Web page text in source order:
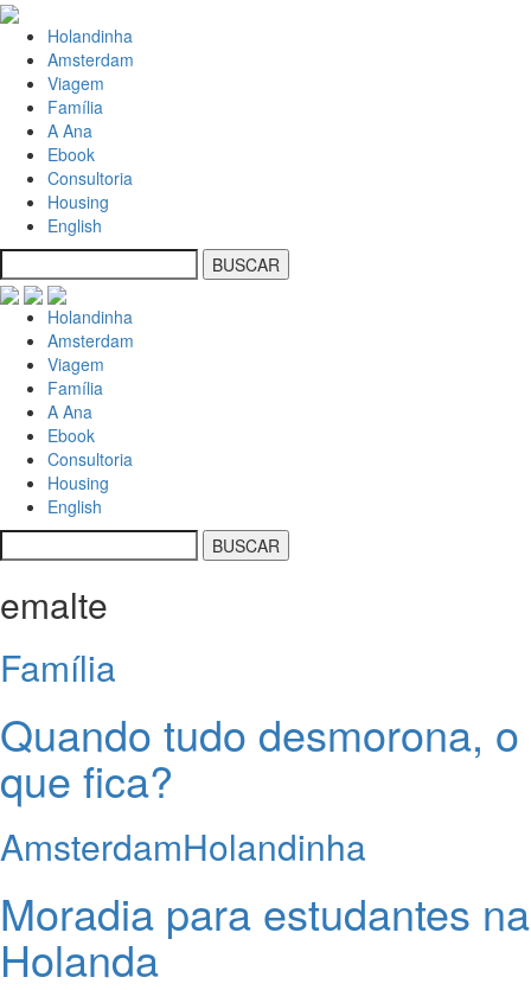
Holandinha
Amsterdam
Viagem
Família
A Ana
Ebook
Consultoria
Housing
English
Holandinha
Amsterdam
Viagem
Família
A Ana
Ebook
Consultoria
Housing
English
emalte
Família
Quando tudo desmorona, o
que fica?
AmsterdamHolandinha
Moradia para estudantes na
Holanda